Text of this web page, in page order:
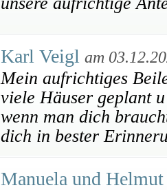
Karl Veigl am
Mein aufrichtiges
viele Häuser geplant
wenn man dich
dich in bester
Manuela und